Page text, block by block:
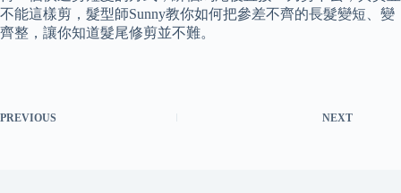
不能這樣剪，髮型師Sunny教你如何把參差不齊的長髮變短、變
齊整，讓你知道髮尾修剪並不難。
PREVIOUS NEXT